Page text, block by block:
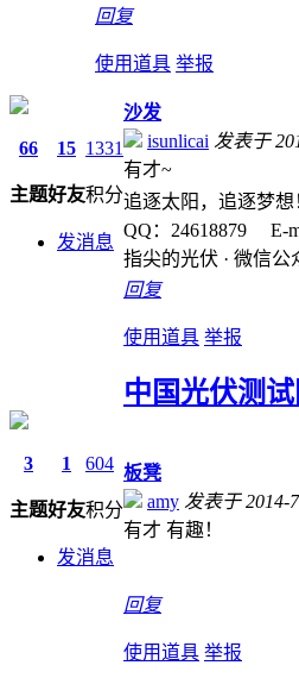
回复
使用道具 举报
66
主题
15
好友
1331
积分
发消息
沙发
isunlicai 发表于
有才~
追逐太阳，追逐梦
QQ：24618879 E-
指尖的光伏 · 微信公
回复
使用道具 举报
中国光伏测
3
主题
1
好友
604
积分
发消息
板凳
amy 发表于 2014-
有才 有趣！
回复
使用道具 举报